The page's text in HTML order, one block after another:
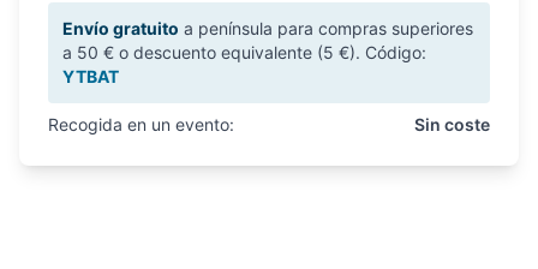
Envío gratuito a península para compras superiores
a 50 € o descuento equivalente (5 €). Código:
YTBAT
Recogida en un evento: Sin coste